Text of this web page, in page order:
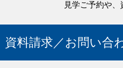
見学ご予約や